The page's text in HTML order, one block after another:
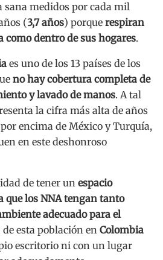
sana medidos por cada mil
(3,7 años) porque respiran
dentro de sus hogares.
es uno de los 13 países de los
no hay cobertura completa de
y lavado de manos. A tal
la cifra más alta de años
encima de México y Turquía,
en este deshonroso
de tener un espacio
que los NNA tengan tanto
adecuado para el
esta población en Colombia
escritorio ni con un lugar